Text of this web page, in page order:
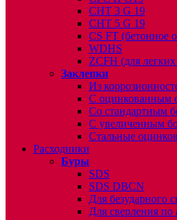
CHT 3 G 19
CHT 5 G 19
CS FT (бетонное
WDHS
ZCFH (для
Заклепки
Из
С оцинкованным
Со стандартным
С увеличенным
Стальные
Расходники
Буры
SDS
SDS DBCN
Для безударного
Для сверления